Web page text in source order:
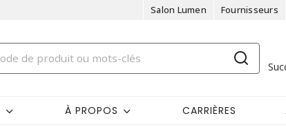
Salon Lumen Fournisseurs
À PROPOS CARRIÈRES